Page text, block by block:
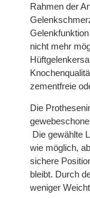
Rahmen der
nicht mehr
zementfreie
Die
Die gewählte
wie möglich,
sichere
bleibt. Durch
weniger